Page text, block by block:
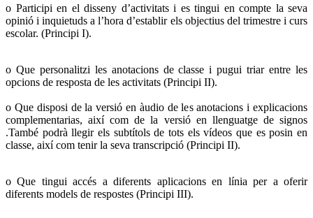
o Participi en el disseny d’activitats i es tingui en compte la seva
opinió i inquietuds a l’hora d’establir els objectius del trimestre i curs
escolar. (Principi I).
o Que personalitzi les anotacions de classe i pugui triar entre les
opcions de resposta de les activitats (Principi II).
o Que disposi de la versió en àudio de les anotacions i explicacions
complementarias, així com de la versió en llenguatge de signos
.També podrà llegir els subtítols de tots els vídeos que es posin en
classe, així com tenir la seva transcripció (Principi II).
o Que tingui accés a diferents aplicacions en línia per a oferir
diferents models de respostes (Principi III).